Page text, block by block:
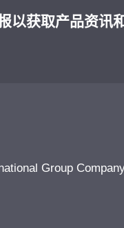
以获取产品资讯
Group